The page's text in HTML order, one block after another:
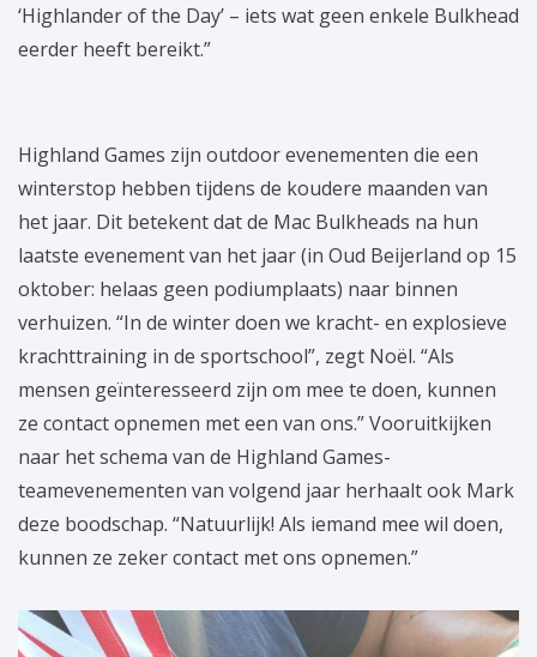
‘Highlander of the Day’ – iets wat geen enkele Bulkhead
eerder heeft bereikt.”
Highland Games zijn outdoor evenementen die een
winterstop hebben tijdens de koudere maanden van
het jaar. Dit betekent dat de Mac Bulkheads na hun
laatste evenement van het jaar (in Oud Beijerland op 15
oktober: helaas geen podiumplaats) naar binnen
verhuizen. “In de winter doen we kracht- en explosieve
krachttraining in de sportschool”, zegt Noël. “Als
mensen geïnteresseerd zijn om mee te doen, kunnen
ze contact opnemen met een van ons.” Vooruitkijken
naar het schema van de Highland Games-
teamevenementen van volgend jaar herhaalt ook Mark
deze boodschap. “Natuurlijk! Als iemand mee wil doen,
kunnen ze zeker contact met ons opnemen.”